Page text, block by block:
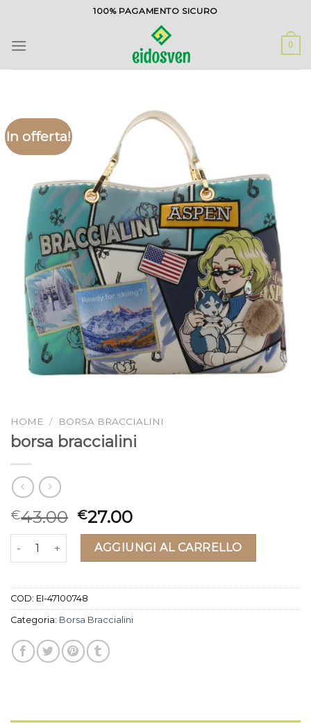
contenuti
100% PAGAMENTO SICURO
0
In offerta!
HOME / BORSA BRACCIALINI
borsa braccialini
€43.00 €27.00
borsa braccialini quantitàAGGIUNGI AL CARRELLO
COD: EI-47100748
Categoria: Borsa Braccialini